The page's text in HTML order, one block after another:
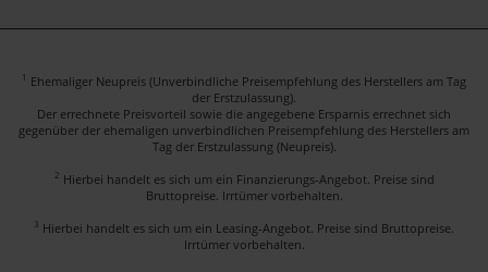
1 Ehemaliger Neupreis (Unverbindliche Preisempfehlung des Herstellers am Tag
der Erstzulassung).
Der errechnete Preisvorteil sowie die angegebene Ersparnis errechnet sich
gegenüber der ehemaligen unverbindlichen Preisempfehlung des Herstellers am
Tag der Erstzulassung (Neupreis).
2 Hierbei handelt es sich um ein Finanzierungs-Angebot. Preise sind
Bruttopreise. Irrtümer vorbehalten.
3 Hierbei handelt es sich um ein Leasing-Angebot. Preise sind Bruttopreise.
Irrtümer vorbehalten.